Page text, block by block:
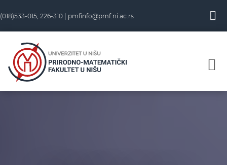
to
content
(018)533-015, 226-310 | pmfinfo@pmf.ni.ac.rs